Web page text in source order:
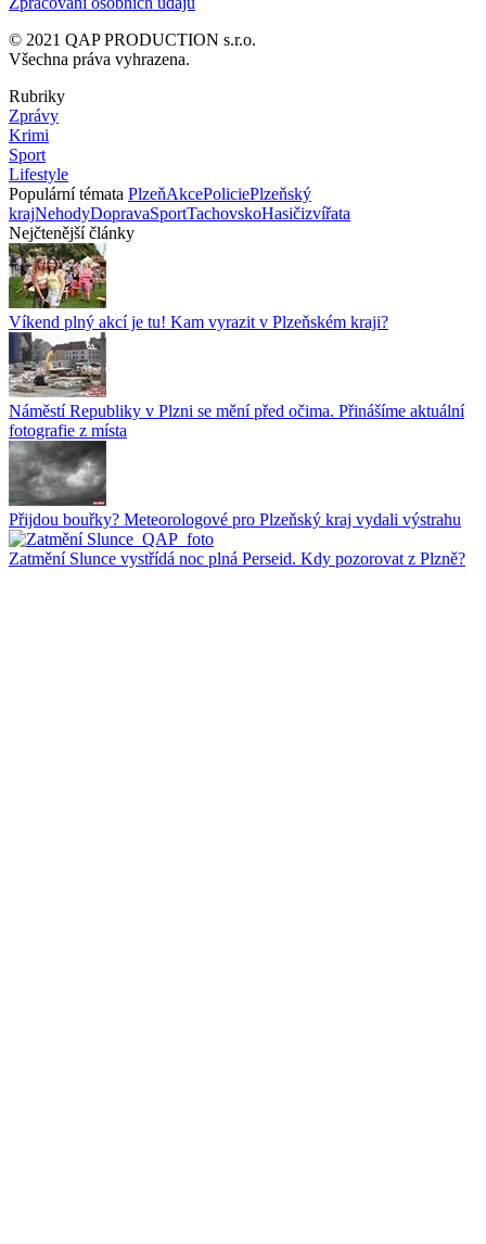
© 2021 QAP PRODUCTION s.r.o.
Všechna práva vyhrazena.
Rubriky
Zprávy
Krimi
Sport
Lifestyle
Populární témata PlzeňAkcePoliciePlzeňský
krajNehodyDopravaSportTachovskoHasičizvířata
Nejčtenější články
Víkend plný akcí je tu! Kam vyrazit v Plzeňském kraji?
Náměstí Republiky v Plzni se mění před očima. Přinášíme aktuální
fotografie z místa
Přijdou bouřky? Meteorologové pro Plzeňský kraj vydali výstrahu
Zatmění Slunce vystřídá noc plná Perseid. Kdy pozorovat z Plzně?